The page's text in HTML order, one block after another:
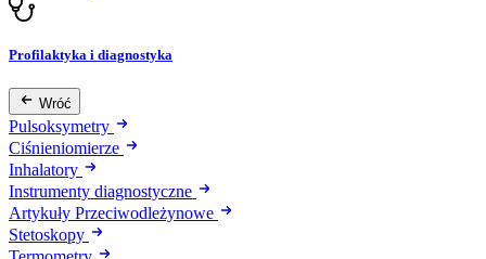
Profilaktyka i diagnostyka
Wróć
Pulsoksymetry
Ciśnieniomierze
Inhalatory
Instrumenty diagnostyczne
Artykuły Przeciwodleżynowe
Stetoskopy